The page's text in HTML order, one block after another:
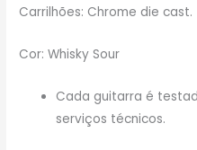
Carrilhões: Chrome die cast.
Cor: Whisky Sour
Cada guitarra é
serviços técnicos.